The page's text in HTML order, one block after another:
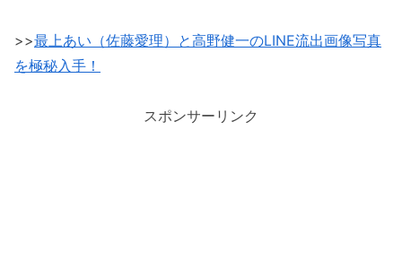
>>最上あい（佐藤愛理）と高野健一のLINE流出画像写真
を極秘入手！
スポンサーリンク